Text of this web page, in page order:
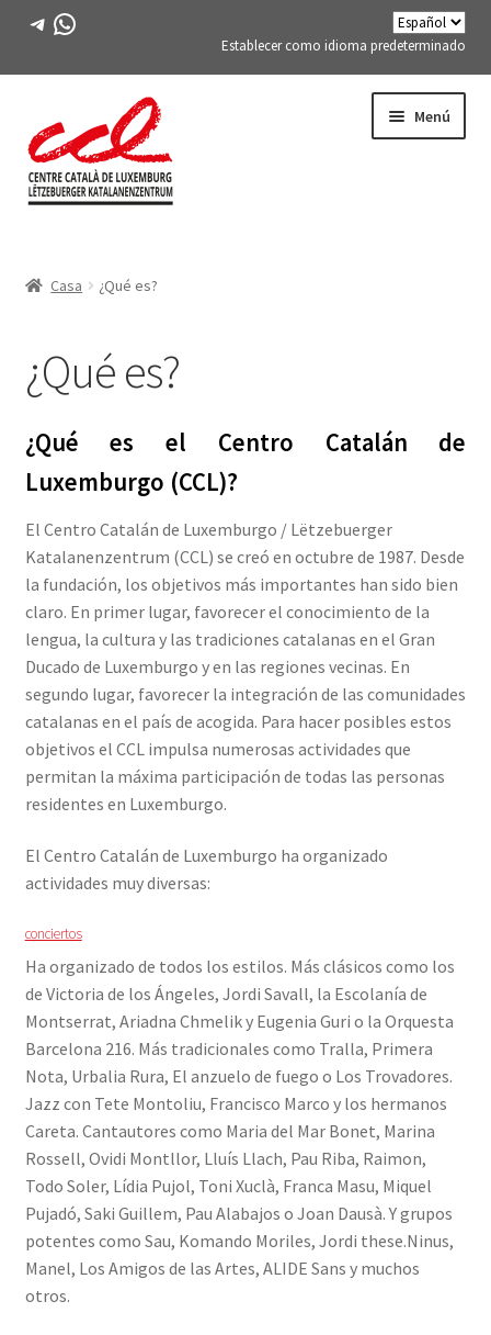
Telegrama
WhatsApp
Establecer como idioma predeterminado
la
navegación
al
contenido
Menú
¿Qué es?
La junta
Invitados ilustres del CCL
Publicaciones
child
menu
histórico
Expand
menu
¿Qué son las comunidades catalanas en el exterior?
ACTIVIDADES
Expand
child
CURSOS
LIBRO
INICIAR SESIÓN
Casa ¿Qué es?
¿Qué es?
¿Qué es el Centro Catalán de
Luxemburgo (CCL)?
El Centro Catalán de Luxemburgo / Lëtzebuerger
Katalanenzentrum (CCL) se creó en octubre de 1987. Desde
la fundación, los objetivos más importantes han sido bien
claro. En primer lugar, favorecer el conocimiento de la
lengua, la cultura y las tradiciones catalanas en el Gran
Ducado de Luxemburgo y en las regiones vecinas. En
segundo lugar, favorecer la integración de las comunidades
catalanas en el país de acogida. Para hacer posibles estos
objetivos el CCL impulsa numerosas actividades que
permitan la máxima participación de todas las personas
residentes en Luxemburgo.
El Centro Catalán de Luxemburgo ha organizado
actividades muy diversas:
conciertos
Ha organizado de todos los estilos. Más clásicos como los
de Victoria de los Ángeles, Jordi Savall, la Escolanía de
Montserrat, Ariadna Chmelik y Eugenia Guri o la Orquesta
Barcelona 216. Más tradicionales como Tralla, Primera
Nota, Urbalia Rura, El anzuelo de fuego o Los Trovadores.
Jazz con Tete Montoliu, Francisco Marco y los hermanos
Careta. Cantautores como Maria del Mar Bonet, Marina
Rossell, Ovidi Montllor, Lluís Llach, Pau Riba, Raimon,
Todo Soler, Lídia Pujol, Toni Xuclà, Franca Masu, Miquel
Pujadó, Saki Guillem, Pau Alabajos o Joan Dausà. Y grupos
potentes como Sau, Komando Moriles, Jordi these.Ninus,
Manel, Los Amigos de las Artes, ALIDE Sans y muchos
otros.